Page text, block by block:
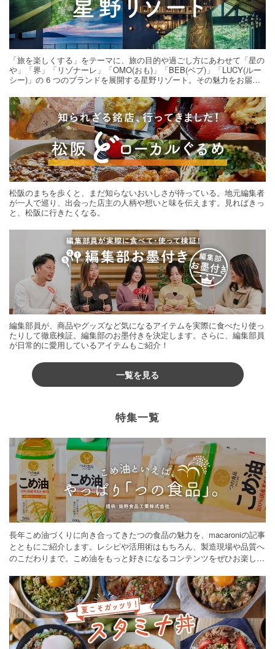
「旅を楽しくする」をテーマに、旅の目的や過ごし方にあわせて「星の
や」「界」「リゾナーレ」「OMO(おも)」「BEB(ベブ)」「LUCY(ルー
シー)」の 6 つのブランドを展開する星野リゾート。その魅力をお届け
松阪のまちを歩くと、まだ知らないおいしさが待っている。地元編集者
が一人で巡り、出会った店主の人柄や想いと味を伝えます。見ればきっ
と、松阪に行きたくなる。
編集部員が、商品やグッズなど気になるアイテムを実際に食べたり使っ
たりして徹底検証。編集部のお墨付きを決定します。さらに、編集部員
が日常的に愛用しているアイテムもご紹介！
一覧を見る
特集一覧
長年こめ油づくりに向き合ってきたつの食品の魅力を、macaroniの記事
とともにご紹介します。レシピや活用術はもちろん、製造現場や品質へ
のこだわりまで。こめ油をもっと好きになるコンテンツをぜひお楽しみ